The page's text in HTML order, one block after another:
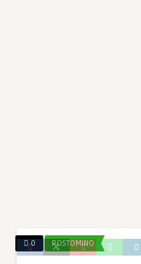
0 POSTOMINO